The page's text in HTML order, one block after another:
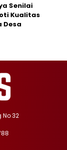
Senilai
Kualitas
Desa
No 32